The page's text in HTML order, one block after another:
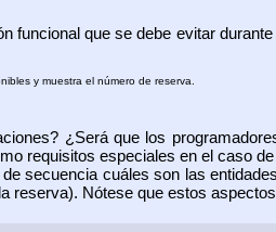
funcional que se debe evitar
y muestra el número de reserva.
¿Será que los
requisitos especiales en el caso
secuencia cuáles son las
reserva). Nótese que estos